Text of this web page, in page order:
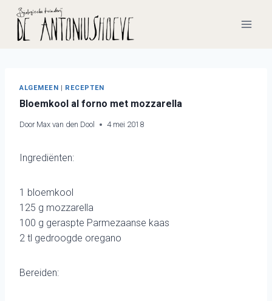
Doorgaan
naar
inhoud
ALGEMEEN | RECEPTEN
Bloemkool al forno met mozzarella
Door Max van den Dool 4 mei 2018
Ingrediënten:
1 bloemkool
125 g mozzarella
100 g geraspte Parmezaanse kaas
2 tl gedroogde oregano
Bereiden: